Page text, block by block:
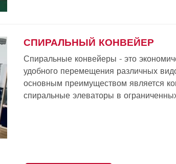
СПИРАЛЬНЫЙ КОНВЕЙЕР
Спиральные конвейеры - это
удобного перемещения различных
основным преимуществом является
спиральные элеваторы в